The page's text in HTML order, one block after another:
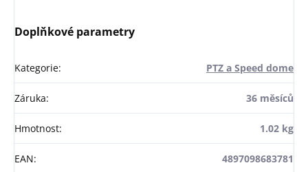
Doplňkové parametry
Kategorie: PTZ a Speed dome
Záruka: 36 měsíců
Hmotnost: 1.02 kg
EAN: 4897098683781